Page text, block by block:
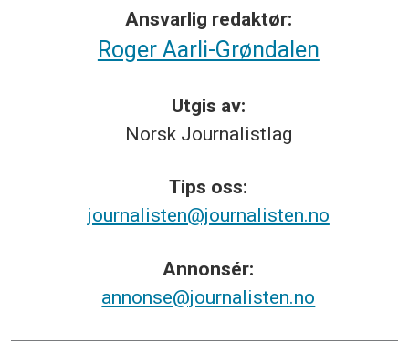
Ansvarlig redaktør:
Roger Aarli-Grøndalen
Utgis av:
Norsk Journalistlag
Tips oss:
journalisten@journalisten.no
Annonsér:
annonse@journalisten.no